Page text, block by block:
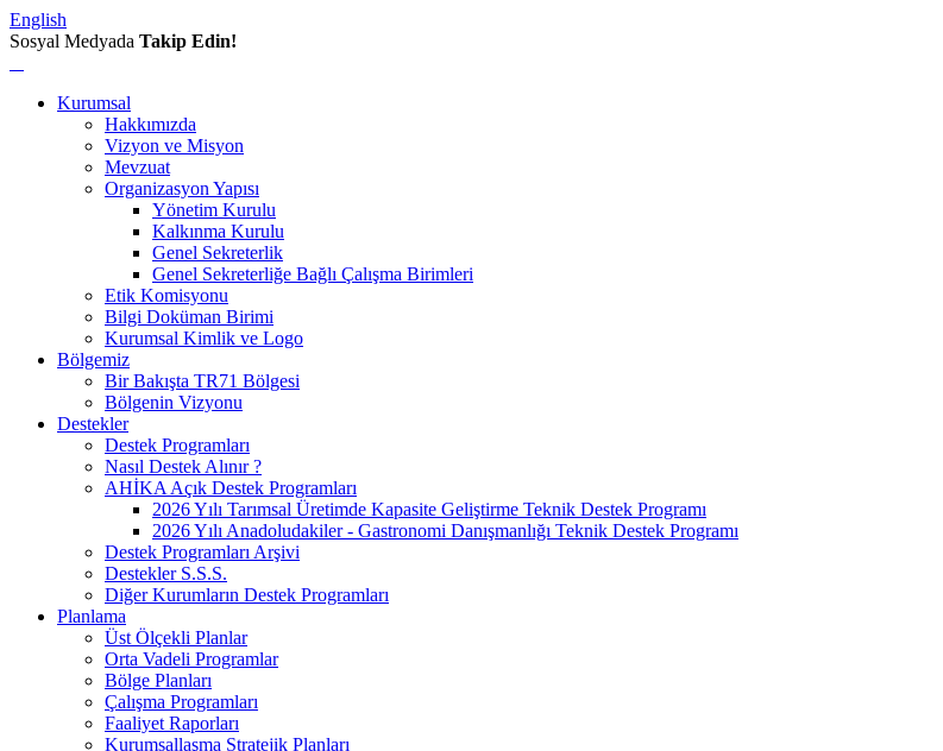
English
Sosyal Medyada Takip Edin!
Kurumsal
Hakkımızda
Vizyon ve Misyon
Mevzuat
Organizasyon Yapısı
Yönetim Kurulu
Kalkınma Kurulu
Genel Sekreterlik
Genel Sekreterliğe Bağlı Çalışma Birimleri
Etik Komisyonu
Bilgi Doküman Birimi
Kurumsal Kimlik ve Logo
Bölgemiz
Bir Bakışta TR71 Bölgesi
Bölgenin Vizyonu
Destekler
Destek Programları
Nasıl Destek Alınır ?
AHİKA Açık Destek Programları
2026 Yılı Tarımsal Üretimde Kapasite Geliştirme Teknik Destek Programı
2026 Yılı Anadoludakiler - Gastronomi Danışmanlığı Teknik Destek Programı
Destek Programları Arşivi
Destekler S.S.S.
Diğer Kurumların Destek Programları
Planlama
Üst Ölçekli Planlar
Orta Vadeli Programlar
Bölge Planları
Çalışma Programları
Faaliyet Raporları
Kurumsallaşma Stratejik Planları